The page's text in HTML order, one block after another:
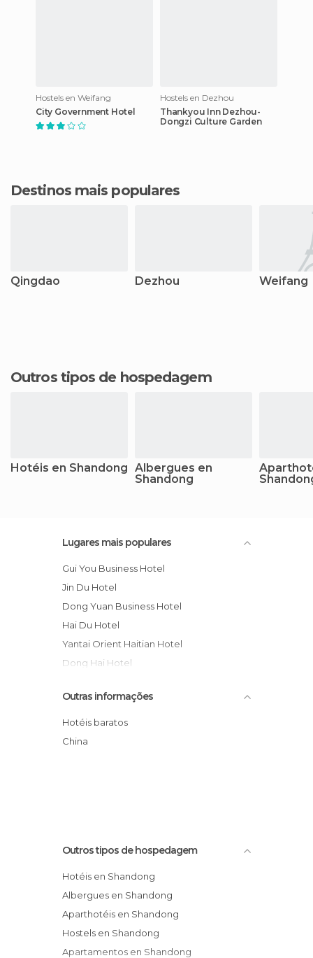
Hostels en Weifang
City Government Hotel
Hostels en Dezhou
Thankyou Inn Dezhou-
Dongzi Culture Garden
Destinos mais populares
Qingdao Dezhou Weifang
Outros tipos de hospedagem
Hotéis en Shandong Albergues en
Shandong
Lugares mais populares
Gui You Business Hotel
Jin Du Hotel
Dong Yuan Business Hotel
Hai Du Hotel
Yantai Orient Haitian Hotel
Dong Hai Hotel
Hotel Ramada Plaza Yantai
Hanlin Business Hotel
Wanjie International Hotel
Outras informações
Hotéis baratos
China
Outros tipos de hospedagem
Hotéis en Shandong
Albergues en Shandong
Aparthotéis en Shandong
Hostels en Shandong
Apartamentos en Shandong